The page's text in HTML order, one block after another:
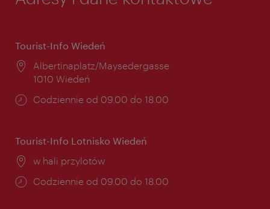
Tourist-Info Wiedeń
Miejsce:
Albertinaplatz/Maysedergasse
1010 Wiedeń
Godziny
Codziennie od 09.00 do 18.00
Tourist-Info Lotnisko Wiedeń
Miejsce:
w hali przylotów
Godziny
Codziennie od 09.00 do 18.00